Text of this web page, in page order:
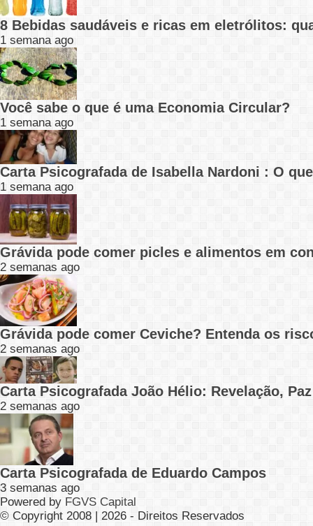
8 Bebidas saudáveis e ricas em eletrólitos:
1 semana ago
Você sabe o que é uma Economia Circular?
1 semana ago
Carta Psicografada de Isabella Nardoni : O
1 semana ago
Grávida pode comer picles e alimentos em
2 semanas ago
Grávida pode comer Ceviche? Entenda os
2 semanas ago
Carta Psicografada João Hélio: Revelação,
2 semanas ago
Carta Psicografada de Eduardo Campos
3 semanas ago
Powered by FGVS Capital
© Copyright 2008 | 2026 - Direitos Reservados